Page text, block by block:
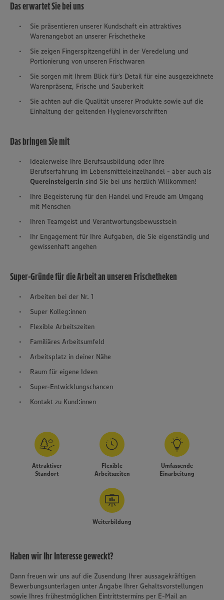
Das erwartet Sie bei uns
Sie präsentieren unserer Kundschaft ein attraktives
Warenangebot an unserer Frischetheke
Sie zeigen Fingerspitzengefühl in der Veredelung und
Portionierung von unseren Frischwaren
Sie sorgen mit Ihrem Blick für‘s Detail für eine ausgezeichnete
Warenpräsenz, Frische und Sauberkeit
Sie achten auf die Qualität unserer Produkte sowie auf die
Einhaltung der geltenden Hygienevorschriften
Das bringen Sie mit
Idealerweise Ihre Berufsausbildung oder Ihre
Berufserfahrung im Lebensmitteleinzelhandel - aber auch als
Quereinsteiger:in sind Sie bei uns herzlich Willkommen!
Ihre Begeisterung für den Handel und Freude am Umgang
mit Menschen
Ihren Teamgeist und Verantwortungsbewusstsein
Ihr Engagement für Ihre Aufgaben, die Sie eigenständig und
gewissenhaft angehen
Super-Gründe für die Arbeit an unseren Frischetheken
Arbeiten bei der Nr. 1
Super Kolleg:innen
Flexible Arbeitszeiten
Familiäres Arbeitsumfeld
Arbeitsplatz in deiner Nähe
Raum für eigene Ideen
Super-Entwicklungschancen
Kontakt zu Kund:innen
Attraktiver
Standort
Flexible
Arbeitszeiten
Umfassende
Einarbeitung
Weiterbildung
Haben wir Ihr Interesse geweckt?
Dann freuen wir uns auf die Zusendung Ihrer aussagekräftigen
Bewerbungsunterlagen unter Angabe Ihrer Gehaltsvorstellungen
sowie Ihres frühestmöglichen Eintrittstermins per E-Mail an